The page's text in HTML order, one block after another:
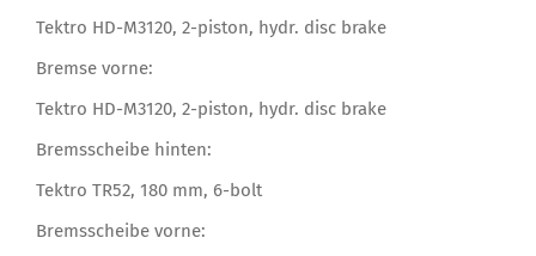
Tektro HD-M3120, 2-piston, hydr. disc brake
Bremse vorne:
Tektro HD-M3120, 2-piston, hydr. disc brake
Bremsscheibe hinten:
Tektro TR52, 180 mm, 6-bolt
Bremsscheibe vorne: